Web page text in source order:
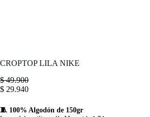
CROPTOP LILA NIKE
$49.900
$ 29.940
🧵 100% Algodón de 150gr